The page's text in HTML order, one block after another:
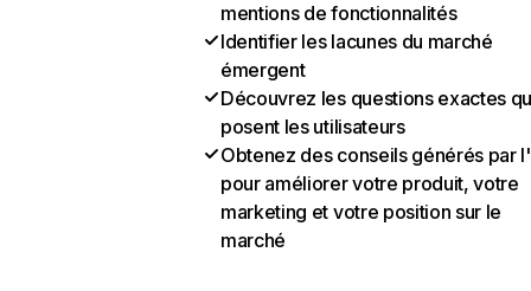
mentions de fonctionnalités
Identifier les lacunes du marché
émergent
Découvrez les questions exactes
posent les utilisateurs
Obtenez des conseils générés par
pour améliorer votre produit, votre
marketing et votre position sur le
marché